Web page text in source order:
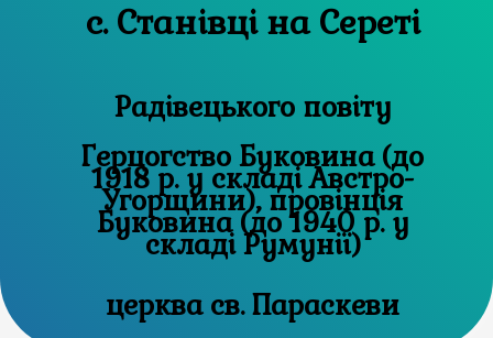
с. Станівці на Сереті
Радівецького повіту
Герцогство Буковина (до
1918 р. у складі Австро-
Угорщини), провінція
Буковина (до 1940 р. у
складі Румунії)
церква св. Параскеви